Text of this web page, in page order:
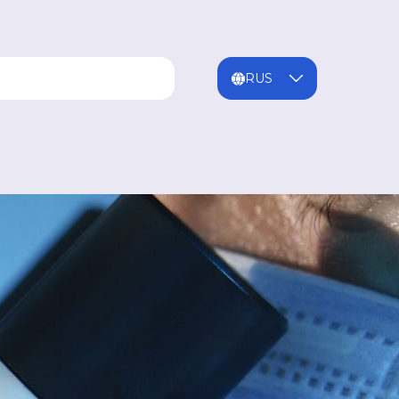
RUS
MNG